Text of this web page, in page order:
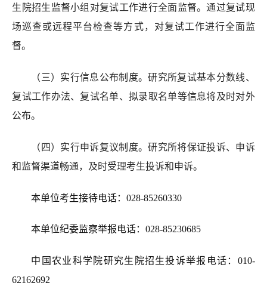
生院招生监督小组对复试工作进行全面监督。通过复试现
场巡查或远程平台检查等方式，对复试工作进行全面监
督。
（三）实行信息公布制度。研究所复试基本分数线、
复试工作办法、 复试名单、拟录取名单等信息将及时对外
公布。
（四）实行申诉复议制度。研究所将保证投诉、申诉
和监督渠道畅通，及时受理考生投诉和申诉。
本单位考生接待电话：028-85260330
本单位纪委监察举报电话：028-85230685
中国农业科学院研究生院招生投诉举报 电话 ： 010-
62162692